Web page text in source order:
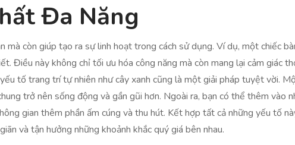
Đa Năng
còn giúp tạo ra sự linh hoạt trong cách sử dụng. Ví dụ, một chiếc
Điều này không chỉ tối ưu hóa công năng mà còn mang lại cảm giác
tố trang trí tự nhiên như cây xanh cũng là một giải pháp tuyệt vời.
trở nên sống động và gần gũi hơn. Ngoài ra, bạn có thể thêm vào
gian thêm phần ấm cúng và thu hút. Kết hợp tất cả những yếu tố
và tận hưởng những khoảnh khắc quý giá bên nhau.